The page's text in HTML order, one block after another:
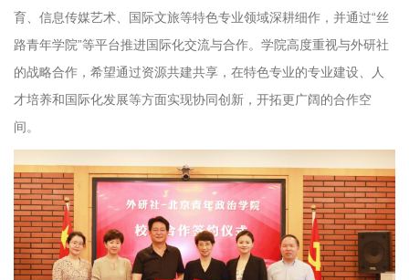
育、信息传媒艺术、国际文旅等特色专业领域深耕细作，并通过“丝
路青年学院”等平台推进国际化交流与合作。学院高度重视与外研社
的战略合作，希望通过资源共建共享，在特色专业的专业建设、人
才培养和国际化发展等方面实现协同创新，开拓更广阔的合作空
间。